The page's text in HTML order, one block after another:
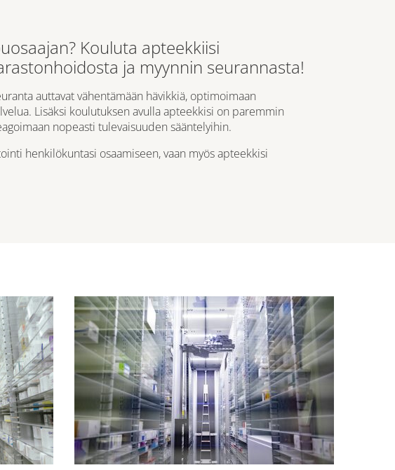
Kouluta apteekkiisi
ja myynnin seurannasta!
auttavat vähentämään hävikkiä, optimoimaan
Lisäksi koulutuksen avulla apteekkisi on paremmin
nopeasti tulevaisuuden sääntelyihin.
henkilökuntasi osaamiseen, vaan myös apteekkisi